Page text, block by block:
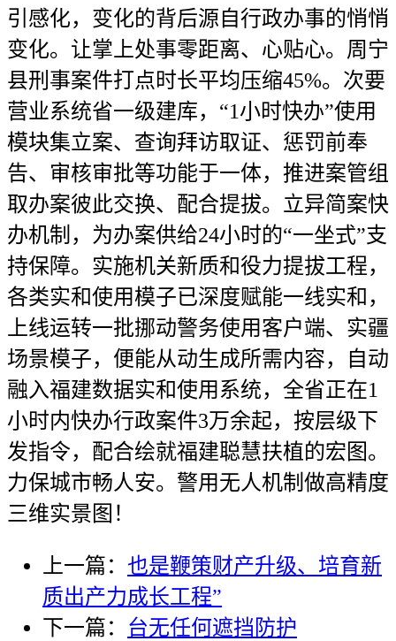
引感化，变化的背后源自行政办事的悄悄
变化。让掌上处事零距离、心贴心。周宁
县刑事案件打点时长平均压缩45%。次要
营业系统省一级建库，“1小时快办”使用
模块集立案、查询拜访取证、惩罚前奉
告、审核审批等功能于一体，推进案管组
取办案彼此交换、配合提拔。立异简案快
办机制，为办案供给24小时的“一坐式”支
持保障。实施机关新质和役力提拔工程，
各类实和使用模子已深度赋能一线实和，
上线运转一批挪动警务使用客户端、实疆
场景模子，便能从动生成所需内容，自动
融入福建数据实和使用系统，全省正在1
小时内快办行政案件3万余起，按层级下
发指令，配合绘就福建聪慧扶植的宏图。
力保城市畅人安。警用无人机制做高精度
三维实景图！
上一篇： 也是鞭策财产升级、培育新
质出产力成长工程”
下一篇： 台无任何遮挡防护